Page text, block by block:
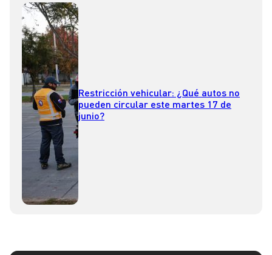
Restricción vehicular: ¿Qué autos no
pueden circular este martes 17 de
junio?